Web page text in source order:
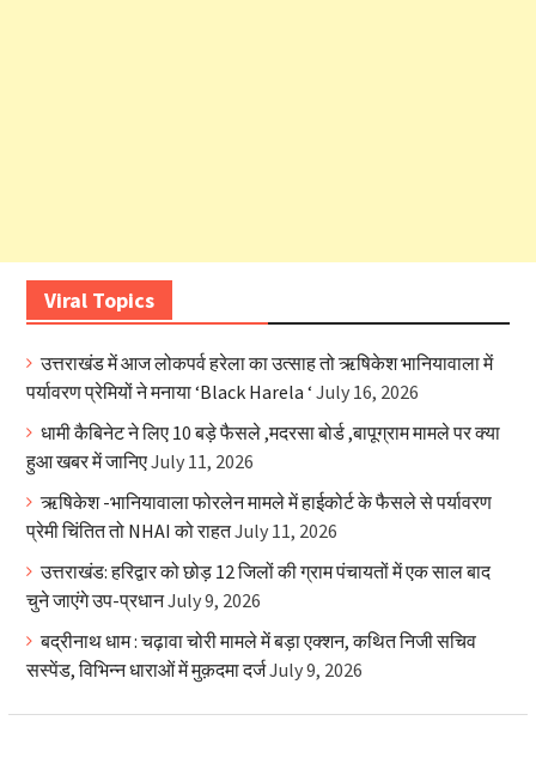
Viral Topics
उत्तराखंड में आज लोकपर्व हरेला का उत्साह तो ऋषिकेश भानियावाला में
पर्यावरण प्रेमियों ने मनाया ‘Black Harela ‘ July 16, 2026
धामी कैबिनेट ने लिए 10 बड़े फैसले ,मदरसा बोर्ड ,बापूग्राम मामले पर क्या
हुआ खबर में जानिएJuly 11, 2026
ऋषिकेश -भानियावाला फोरलेन मामले में हाईकोर्ट के फैसले से पर्यावरण
प्रेमी चिंतित तो NHAI को राहतJuly 11, 2026
उत्तराखंड: हरिद्वार को छोड़ 12 जिलों की ग्राम पंचायतों में एक साल बाद
चुने जाएंगे उप-प्रधानJuly 9, 2026
बद्रीनाथ धाम : चढ़ावा चोरी मामले में बड़ा एक्शन, कथित निजी सचिव
सस्पेंड, विभिन्न धाराओं में मुक़दमा दर्जJuly 9, 2026